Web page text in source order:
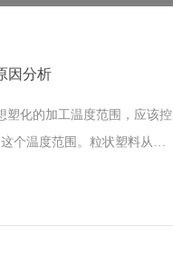
因分析
塑化的加工温度范围，应该控
个温度范围。粒状塑料从料